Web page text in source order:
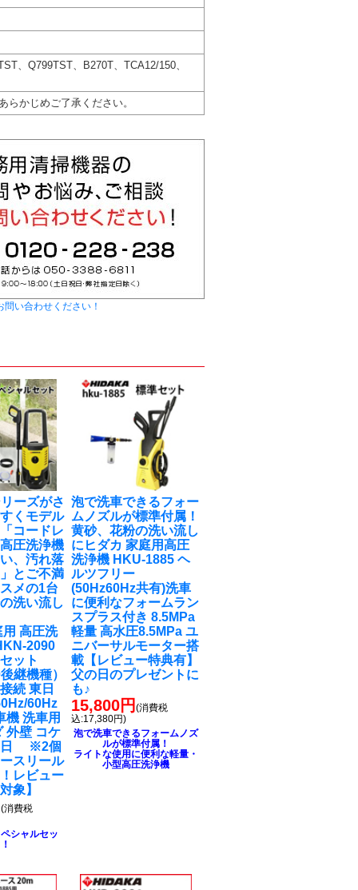
、Q799TST、B270T、TCA12/150、
かじめご了承ください。
い合わせください！
ーズがさ
くモデル
コードレ
圧洗浄機
、汚れ落
とご不満
メの1台
洗い流し
用 高圧洗
2090
ット
継機種）
続 東日
60Hz
機 洗車用
外壁 コケ
日 ※2個
スリール
レビュー
象】
(消費税
シャルセッ
泡で洗車できるフォー
ムノズルが標準付属！
黄砂、花粉の洗い流し
に ヒダカ 家庭用高圧
洗浄機 HKU-1885 ヘ
ルツフリー
(50Hz60Hz共有)洗車
に便利なフォームラン
スプラス付き 8.5MPa
軽量 高水圧8.5MPa ユ
ニバーサルモーター搭
載【レビュー特典有】
父の日のプレゼントに
も♪
15,800円(消費税
込:17,380円)
泡で洗車できるフォームノズ
ルが標準付属！
ライトな使用に便利な軽量・
小型高圧洗浄機